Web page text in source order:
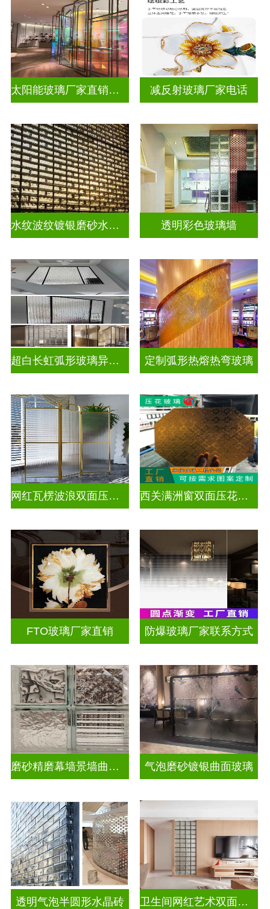
太阳能玻璃厂家直销批发 减反射玻璃厂家电话
水纹波纹镀银磨砂水晶砖 透明彩色玻璃墙
超白长虹弧形玻璃异形弧形玻璃 定制弧形热熔热弯玻璃
网红瓦楞波浪双面压花玻璃 西关满洲窗双面压花玻璃
FTO玻璃厂家直销 防爆玻璃厂家联系方式
磨砂精磨幕墙景墙曲面玻璃 气泡磨砂镀银曲面玻璃
透明气泡半圆形水晶砖 卫生间网红艺术双面玻璃砖